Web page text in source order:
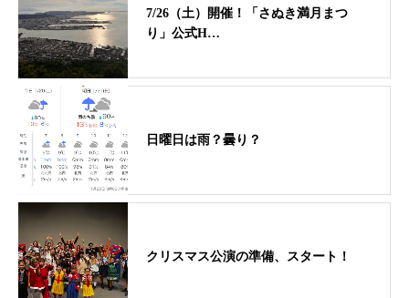
7/26（土）開催！「さぬき満月まつ
り」公式H…
日曜日は雨？曇り？
クリスマス公演の準備、スタート！